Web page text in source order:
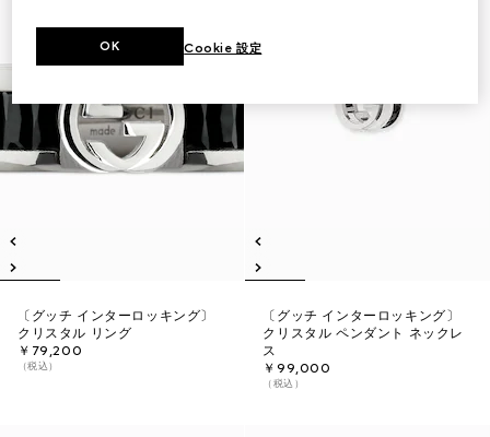
〔グッチ インターロッキング〕
クリスタル リング
￥79,200
（税込）
〔グッチ インターロッキング〕
クリスタル ペンダント ネックレ
ス
￥99,000
（税込）
Cookie 設定
OK